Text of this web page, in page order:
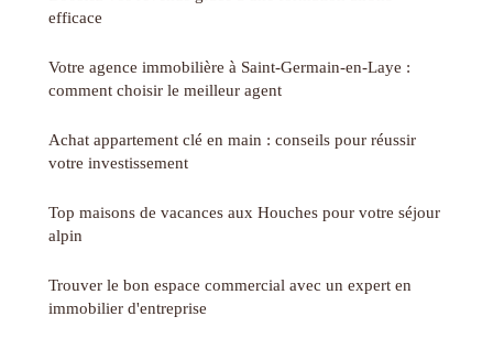
efficace
Votre agence immobilière à Saint-Germain-en-Laye :
comment choisir le meilleur agent
Achat appartement clé en main : conseils pour réussir
votre investissement
Top maisons de vacances aux Houches pour votre séjour
alpin
Trouver le bon espace commercial avec un expert en
immobilier d'entreprise